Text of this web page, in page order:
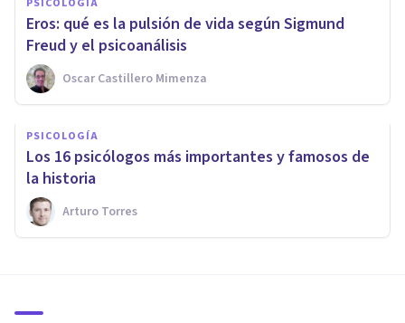
Eros: qué es la pulsión de vida según Sigmund
Freud y el psicoanálisis
Oscar Castillero Mimenza
PSICOLOGÍA
Los 16 psicólogos más importantes y famosos de
la historia
Arturo Torres